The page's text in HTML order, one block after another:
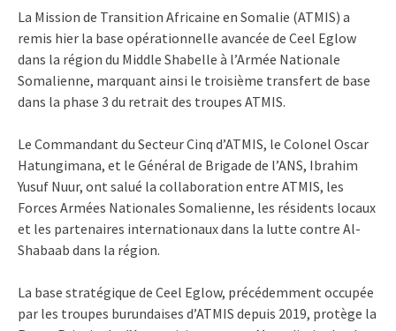
La Mission de Transition Africaine en Somalie (ATMIS) a
remis hier la base opérationnelle avancée de Ceel Eglow
dans la région du Middle Shabelle à l’Armée Nationale
Somalienne, marquant ainsi le troisième transfert de base
dans la phase 3 du retrait des troupes ATMIS.
Le Commandant du Secteur Cinq d’ATMIS, le Colonel Oscar
Hatungimana, et le Général de Brigade de l’ANS, Ibrahim
Yusuf Nuur, ont salué la collaboration entre ATMIS, les
Forces Armées Nationales Somalienne, les résidents locaux
et les partenaires internationaux dans la lutte contre Al-
Shabaab dans la région.
La base stratégique de Ceel Eglow, précédemment occupée
par les troupes burundaises d’ATMIS depuis 2019, protège la